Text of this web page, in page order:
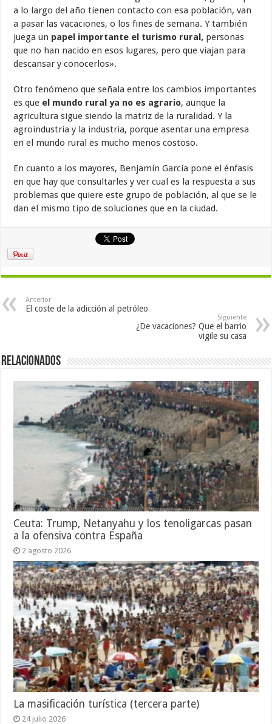
a lo largo del año tienen contacto con esa población, van
a pasar las vacaciones, o los fines de semana. Y también
juega un papel importante el turismo rural, personas
que no han nacido en esos lugares, pero que viajan para
descansar y conocerlos».
Otro fenómeno que señala entre los cambios importantes
es que el mundo rural ya no es agrario, aunque la
agricultura sigue siendo la matriz de la ruralidad. Y la
agroindustria y la industria, porque asentar una empresa
en el mundo rural es mucho menos costoso.
En cuanto a los mayores, Benjamín García pone el énfasis
en que hay que consultarles y ver cual es la respuesta a sus
problemas que quiere este grupo de población, al que se le
dan el mismo tipo de soluciones que en la ciudad.
Anterior
El coste de la adicción al petróleo
Siguiente
¿De vacaciones? Que el barrio
vigile su casa
Relacionados
Ceuta: Trump, Netanyahu y los tenoligarcas pasan
a la ofensiva contra España
2 agosto 2026
La masificación turística (tercera parte)
24 julio 2026